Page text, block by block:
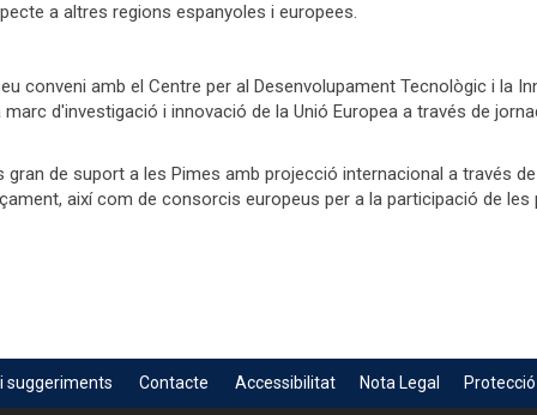
a altres regions espanyoles i europees.
conveni amb el Centre per al Desenvolupament Tecnològic i la
d'investigació i innovació de la Unió Europea a través de
gran de suport a les Pimes amb projecció internacional a través
així com de consorcis europeus per a la participació de
suggeriments Contacte Accessibilitat Nota Legal